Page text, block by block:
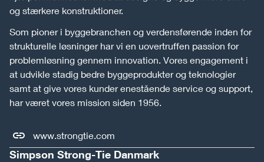
og stærkere konstruktioner.
Som pioner i byggebranchen og verdensførende inden for
strukturelle løsninger har vi en uovertruffen passion for
problemløsning gennem innovation. Vores engagement i
at udvikle stadig bedre byggeprodukter og teknologier
samt at give vores kunder enestående service og support,
har været vores mission siden 1956.
www.strongtie.com
Simpson Strong-Tie Danmark